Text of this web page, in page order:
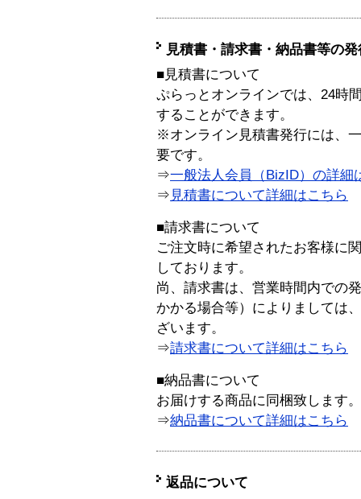
見積書・請求書・納品書等の
■見積書について
ぷらっとオンラインでは、24時
することができます。
※オンライン見積書発行には、
要です。
⇒一般法人会員（BizID）の詳細
⇒ 見積書について詳細はこちら
■請求書について
ご注文時に希望されたお客様に
しております。
尚、請求書は、営業時間内での
かかる場合等）によりましては
ざいます。
⇒請求書について詳細はこちら
■納品書について
お届けする商品に同梱致します。
⇒納品書について詳細はこちら
返品について